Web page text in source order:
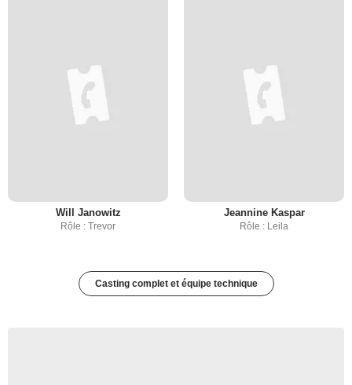
Will Janowitz
Rôle : Trevor
Jeannine Kaspar
Rôle : Leila
Casting complet et équipe technique